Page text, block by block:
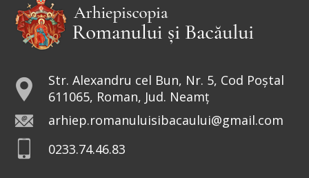
Str. Alexandru cel Bun, Nr. 5, Cod Poștal
611065, Roman, Jud. Neamț
arhiep.romanuluisibacaului@gmail.com
0233.74.46.83